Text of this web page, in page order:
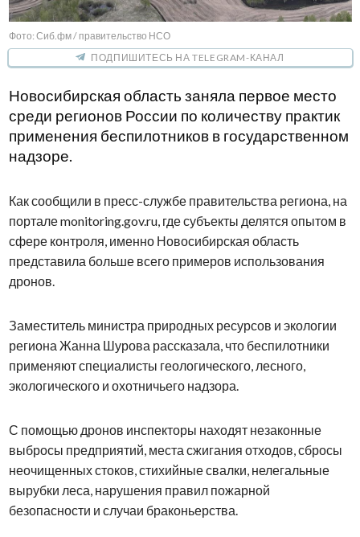
Фото: Сиб.фм / правительство НСО
ПОДПИШИТЕСЬ НА TELEGRAM-КАНАЛ
Новосибирская область заняла первое место
среди регионов России по количеству практик
применения беспилотников в государственном
надзоре.
Как сообщили в пресс-службе правительства региона, на
портале monitoring.gov.ru, где субъекты делятся опытом в
сфере контроля, именно Новосибирская область
представила больше всего примеров использования
дронов.
Заместитель министра природных ресурсов и экологии
региона Жанна Шурова рассказала, что беспилотники
применяют специалисты геологического, лесного,
экологического и охотничьего надзора.
С помощью дронов инспекторы находят незаконные
выбросы предприятий, места сжигания отходов, сбросы
неочищенных стоков, стихийные свалки, нелегальные
вырубки леса, нарушения правил пожарной
безопасности и случаи браконьерства.